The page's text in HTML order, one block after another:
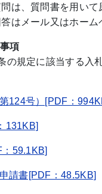
問は、質問書を用い
はメール又はホー
項
の規定に該当する入
124号）[PDF：
131KB]
59.1KB]
請書[PDF：48.5KB]